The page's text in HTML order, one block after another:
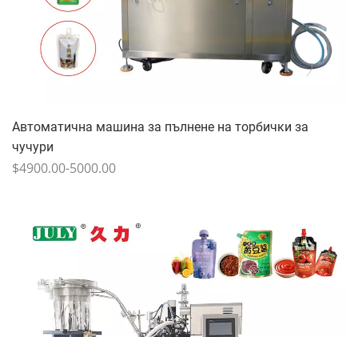
Автоматична машина за пълнене на торбички за
чучури
$4900.00-5000.00